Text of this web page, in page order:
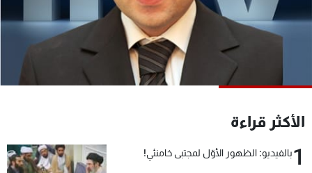
الأكثر قراءة
1بالفيديو: الظهور الأوّل لمجتبى خامنئي!
جدول البرامج
شاهد البرامج
لاعلاناتكم